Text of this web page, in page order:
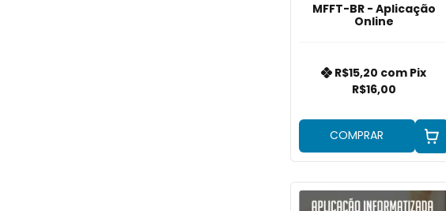
MFFT-BR - Aplicação
Online
R$16,00
R$15,20 com Pix
COMPRAR